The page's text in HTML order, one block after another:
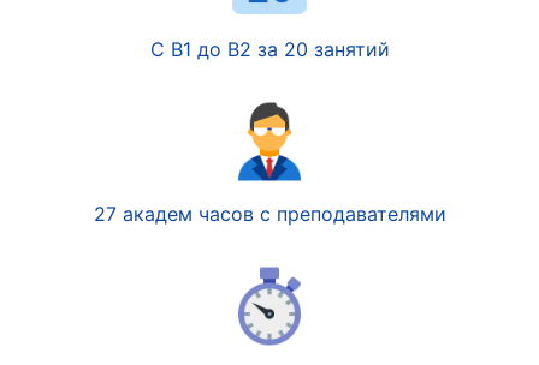
С B1 до B2 за 20 занятий
27 академ часов с преподавателями